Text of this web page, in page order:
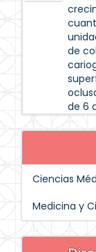
de
de 6
Ciencias
Medicina y